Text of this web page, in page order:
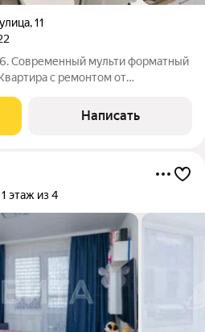
,11
Современный мульти форматный
с ремонтом от
тонах, санузел в плитке, на
на
Написать
1 этаж из 4